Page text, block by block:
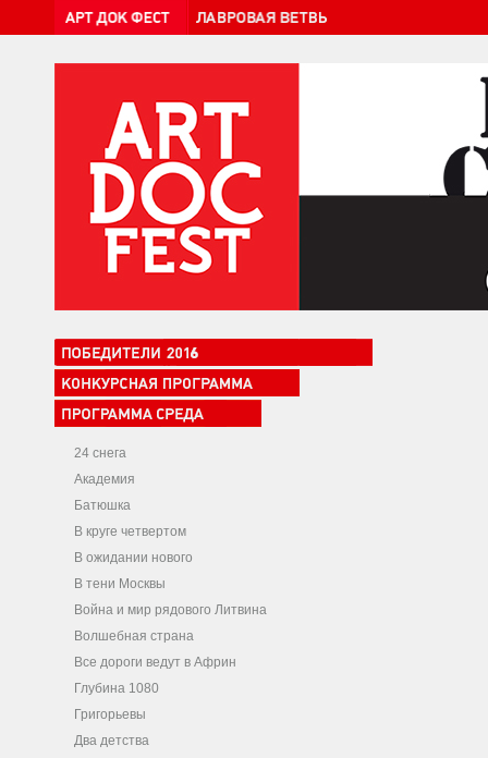
24 снега
Академия
Батюшка
В круге четвертом
В ожидании нового
В тени Москвы
Война и мир рядового Литвина
Волшебная страна
Все дороги ведут в Африн
Глубина 1080
Григорьевы
Два детства